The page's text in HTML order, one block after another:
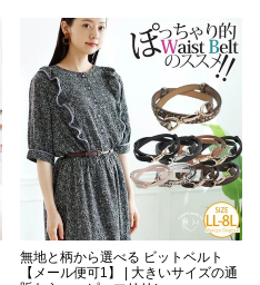
無地と柄から選べる ビットベルト
【メール便可1】 | 大きいサイズの通